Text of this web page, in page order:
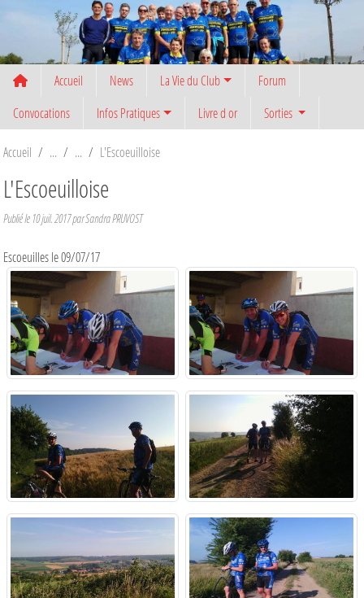
Accueil News La Vie du Club
Forum
Convocations
Infos Pratiques Livre d or Sorties
Accueil L'Escoeuilloise
L'Escoeuilloise
Publié le 10 juil. 2017parSandra PRUVOST
Escoeuilles le 09/07/17
Panneau de gestion des cookies